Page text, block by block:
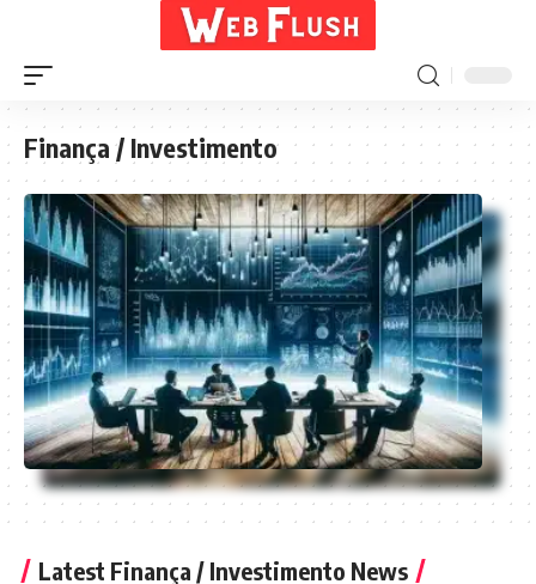
Finança / Investimento
Latest Finança / Investimento News